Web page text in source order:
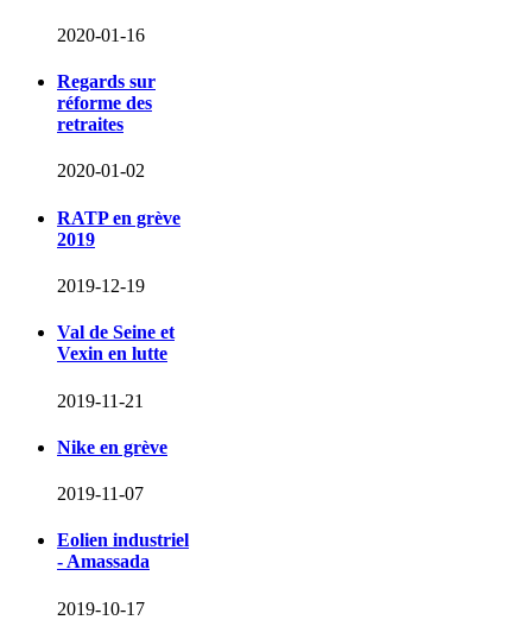
2020-01-16
Regards sur
réforme des
retraites
2020-01-02
RATP en grève
2019
2019-12-19
Val de Seine et
Vexin en lutte
2019-11-21
Nike en grève
2019-11-07
Eolien industriel
- Amassada
2019-10-17